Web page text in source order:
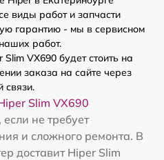
виды работ и запчасти
гарантию - мы в сервисном
работ.
VX690 будет стоить на
заказа на сайте через
связи.
Slim VX690
не требует
и сложного ремонта. В
доставит Hiper Slim